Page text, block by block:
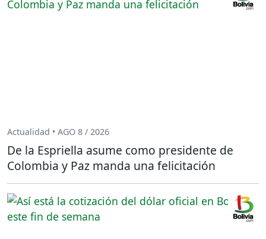
Actualidad • AGO 8 / 2026
De la Espriella asume como presidente de
Colombia y Paz manda una felicitación